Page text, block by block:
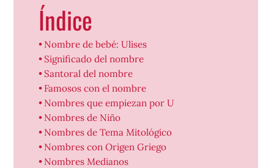
Índice
Nombre de bebé: Ulises
Significado del nombre
Santoral del nombre
Famosos con el nombre
Nombres que empiezan por U
Nombres de Niño
Nombres de Tema Mitológico
Nombres con Origen Griego
Nombres Medianos